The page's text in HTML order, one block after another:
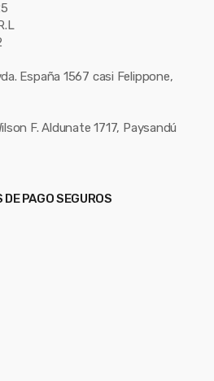
España 1567 casi Felippone,
F. Aldunate 1717, Paysandú
PAGO SEGUROS